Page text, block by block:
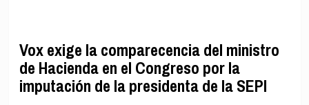
Vox exige la comparecencia del ministro
de Hacienda en el Congreso por la
imputación de la presidenta de la SEPI